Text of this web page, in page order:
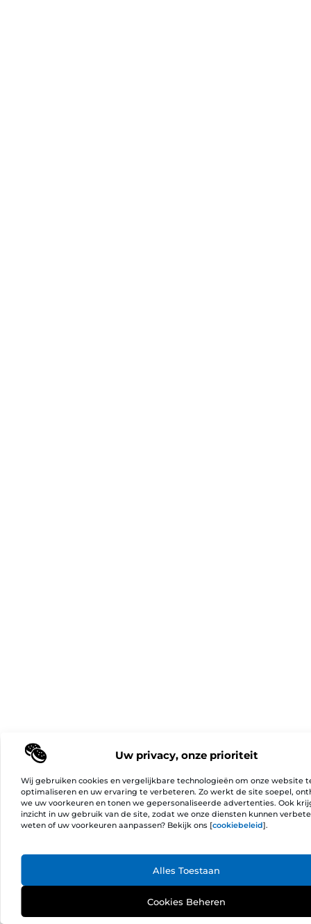
Uw privacy, onze prioriteit
Wij gebruiken cookies en vergelijkbare technologieën om onze website
optimaliseren en uw ervaring te verbeteren. Zo werkt de site soepel,
we uw voorkeuren en tonen we gepersonaliseerde advertenties. Ook
inzicht in uw gebruik van de site, zodat we onze diensten kunnen
weten of uw voorkeuren aanpassen? Bekijk ons [cookiebeleid].
Alles Toestaan
Cookies Beheren